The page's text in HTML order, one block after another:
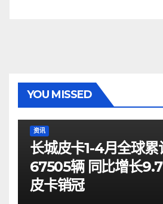
YOU MISSED
资讯
长城皮卡1-4月全球累
67505辆 同比增长
皮卡销冠